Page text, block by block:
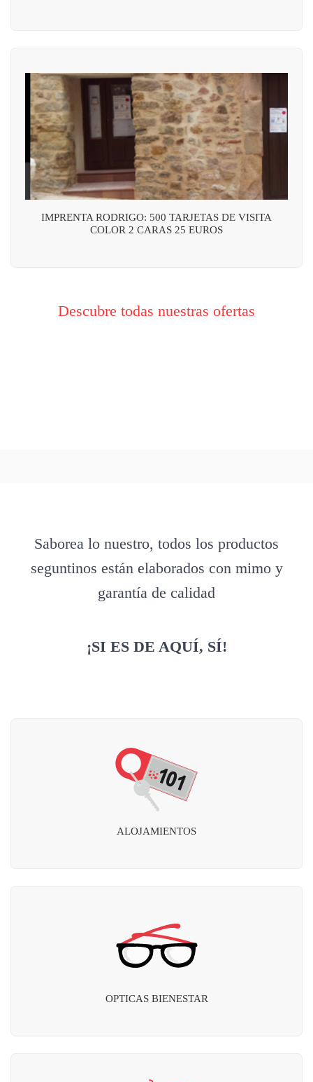
IMPRENTA RODRIGO: 500 TARJETAS DE VISITA
COLOR 2 CARAS 25 EUROS
Descubre todas nuestras ofertas
Saborea lo nuestro, todos los productos
seguntinos están elaborados con mimo y
garantía de calidad
¡SI ES DE AQUÍ, SÍ!
ALOJAMIENTOS
OPTICAS BIENESTAR